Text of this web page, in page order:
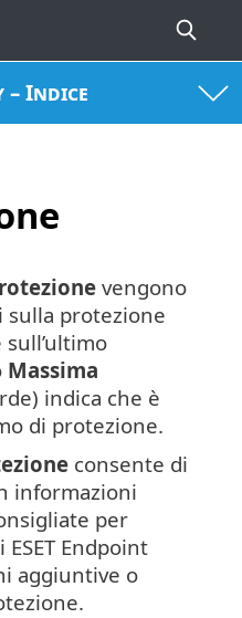
– Indice
vengono
sulla protezione
Massima
indica che è
di protezione.
consente di
informazioni
per
Endpoint
aggiuntive o